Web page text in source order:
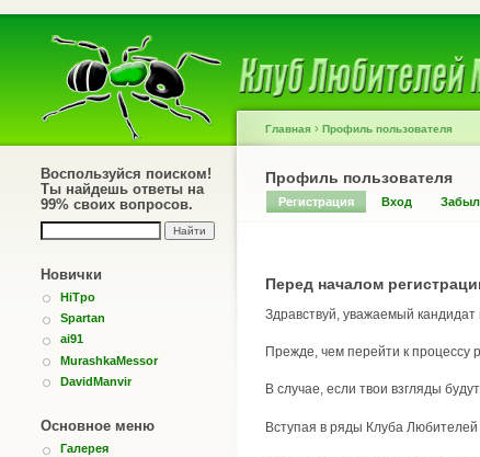
Воспользуйся поиском!
Ты найдешь ответы на
99% своих вопросов.
Новички
HiTpo
Spartan
ai91
MurashkaMessor
DavidManvir
Основное меню
Галерея
Главная › Профиль пользователя
Профиль пользователя
Регистрация Вход
Перед началом
Здравствуй, уважаемый
Прежде, чем перейти к процессу
В случае, если твои взгляды
Вступая в ряды Клуба